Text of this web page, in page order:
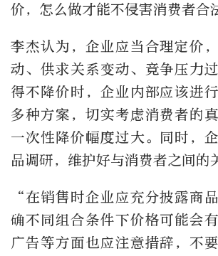
价，怎么做才能不侵害消费者合
李杰认为，企业应当合理定价
动、供求关系变动、竞争压力
得不降价时，企业内部应该进
多种方案，切实考虑消费者的
一次性降价幅度过大。同时，
品调研，维护好与消费者之间的
“在销售时企业应充分披露商
确不同组合条件下价格可能会
广告等方面也应注意措辞，不